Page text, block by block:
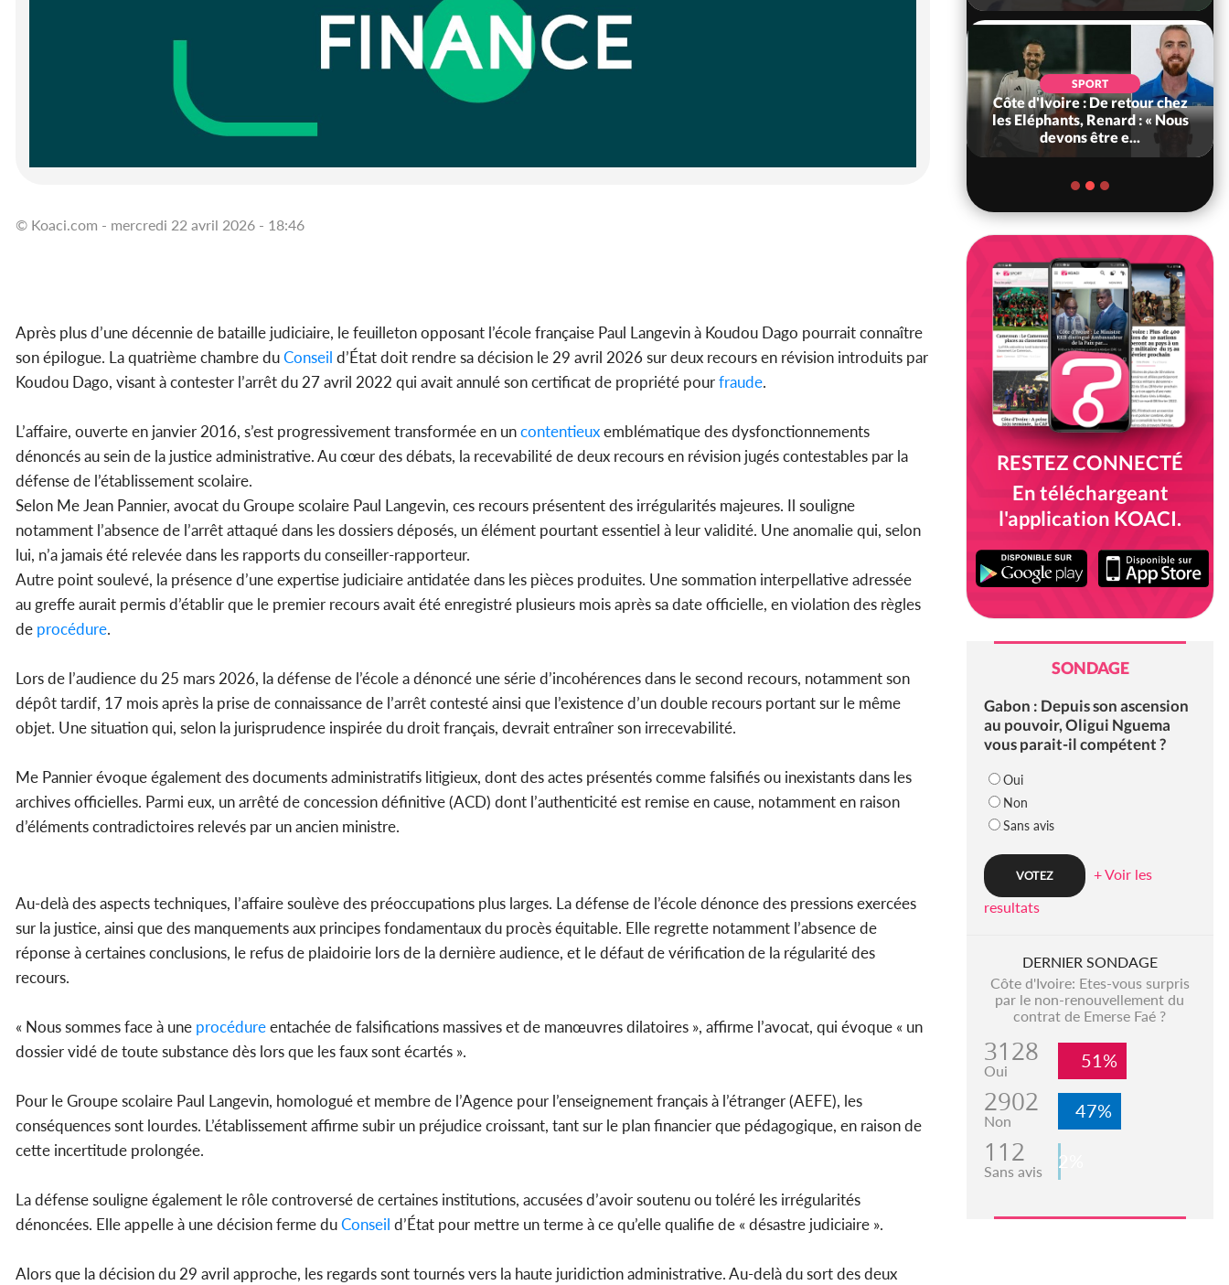
© Koaci.com - mercredi 22 avril 2026 - 18:46
Après plus d’une décennie de bataille judiciaire, le feuilleton opposant l’école française Paul Langevin à Koudou Dago pourrait connaître
son épilogue. La quatrième chambre duConseil d’État doit rendre sa décision le 29 avril 2026 sur deux recours en révision introduits par
Koudou Dago, visant à contester l’arrêt du 27 avril 2022 qui avait annulé son certificat de propriété pourfraude.
L’affaire, ouverte en janvier 2016, s’est progressivement transformée en uncontentieuxemblématique des dysfonctionnements
dénoncés au sein de la justice administrative. Au cœur des débats, la recevabilité de deux recours en révision jugés contestables par la
défense de l’établissement scolaire.
Selon Me Jean Pannier, avocat du Groupe scolaire Paul Langevin, ces recours présentent des irrégularités majeures. Il souligne
notamment l’absence de l’arrêt attaqué dans les dossiers déposés, un élément pourtant essentiel à leur validité. Une anomalie qui, selon
lui, n’a jamais été relevée dans les rapports du conseiller-rapporteur.
Autre point soulevé, la présence d’une expertise judiciaire antidatée dans les pièces produites. Une sommation interpellative adressée
au greffe aurait permis d’établir que le premier recours avait été enregistré plusieurs mois après sa date officielle, en violation des règles
de procédure.
Lors de l’audience du 25 mars 2026, la défense de l’école a dénoncé une série d’incohérences dans le second recours, notamment son
dépôt tardif, 17 mois après la prise de connaissance de l’arrêt contesté ainsi que l’existence d’un double recours portant sur le même
objet. Une situation qui, selon la jurisprudence inspirée du droit français, devrait entraîner son irrecevabilité.
Me Pannier évoque également des documents administratifs litigieux, dont des actes présentés comme falsifiés ou inexistants dans les
archives officielles. Parmi eux, un arrêté de concession définitive (ACD) dont l’authenticité est remise en cause, notamment en raison
d’éléments contradictoires relevés par un ancien ministre.
Au-delà des aspects techniques, l’affaire soulève des préoccupations plus larges. La défense de l’école dénonce des pressions exercées
sur la justice, ainsi que des manquements aux principes fondamentaux du procès équitable. Elle regrette notamment l’absence de
réponse à certaines conclusions, le refus de plaidoirie lors de la dernière audience, et le défaut de vérification de la régularité des
recours.
« Nous sommes face à une procédureentachée de falsifications massives et de manœuvres dilatoires », affirme l’avocat, qui évoque « un
dossier vidé de toute substance dès lors que les faux sont écartés ».
Pour le Groupe scolaire Paul Langevin, homologué et membre de l’Agence pour l’enseignement français à l’étranger (AEFE), les
conséquences sont lourdes. L’établissement affirme subir un préjudice croissant, tant sur le plan financier que pédagogique, en raison de
cette incertitude prolongée.
La défense souligne également le rôle controversé de certaines institutions, accusées d’avoir soutenu ou toléré les irrégularités
dénoncées. Elle appelle à une décision ferme duConseil d’État pour mettre un terme à ce qu’elle qualifie de « désastre judiciaire ».
Alors que la décision du 29 avril approche, les regards sont tournés vers la haute juridiction administrative. Au-delà du sort des deux
SPORT
Côte d'Ivoire : De retour chez
les Eléphants, Renard : « Nous
devons être e...
RESTEZ CONNECTÉ
En téléchargeant
l'application KOACI.
SONDAGE
Gabon : Depuis son ascension
au pouvoir, Oligui Nguema
vous parait-il compétent ?
Oui
Non
Sans avis
+ Voir les
resultats
DERNIER SONDAGE
Côte d'Ivoire: Etes-vous surpris
par le non-renouvellement du
contrat de Emerse Faé ?
3128
Oui 51%
2902
Non 47%
112
Sans avis 2%